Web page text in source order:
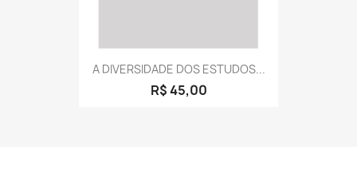
A DIVERSIDADE DOS ESTUDOS...
R$ 45,00